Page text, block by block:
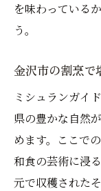
を味わっている
う。
金沢市の割烹で
ミシュランガイ
県の豊かな自然
めます。ここで
和食の芸術に浸
元で収穫された